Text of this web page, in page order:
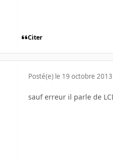
Citer
Posté(e) le 19 octobre 2013
sauf erreur il parle de